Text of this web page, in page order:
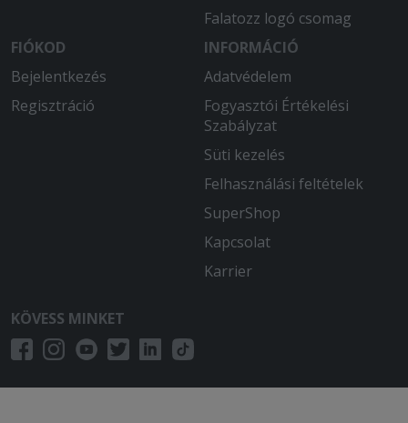
Falatozz logó csomag
FIÓKOD
Bejelentkezés
Regisztráció
INFORMÁCIÓ
Adatvédelem
Fogyasztói Értékelési
Szabályzat
Süti kezelés
Felhasználási feltételek
SuperShop
Kapcsolat
Karrier
KÖVESS MINKET